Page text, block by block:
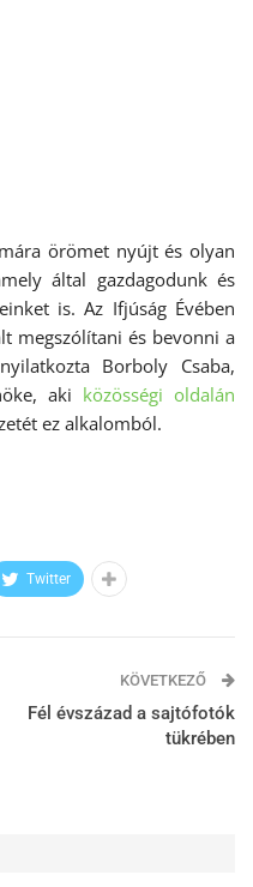
örömet nyújt és olyan
által gazdagodunk és
is. Az Ifjúság Évében
megszólítani és bevonni a
Borboly Csaba,
aki közösségi oldalán
ez alkalomból.
Twitter
KÖVETKEZŐ
Fél évszázad a sajtófotók
tükrében